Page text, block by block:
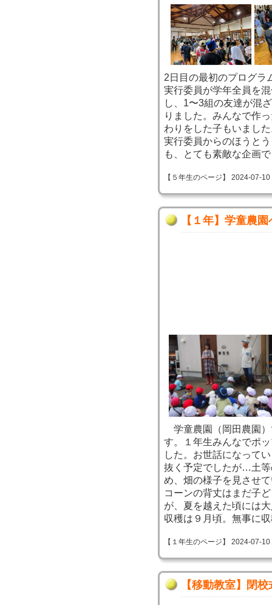
2日目の最初のプログラ
実行委員が学年全員を
し、1〜3組の友達が混
りました。みんなで作
わりをした子もいまし
実行委員からのほうと
も、とても素敵な企画
【５年生のページ】 2024-07-
【１年】学童農園
学童農園（岡田農園）
す。１年生みんなでポ
した。お世話になって
抜く予定でしたが…土
め、畑の様子を見させ
コーンの背丈はまだ子
が、夏を越えた頃には
収穫は９月頃。無事に
【１年生のページ】 2024-07-
【移動教室】閉校